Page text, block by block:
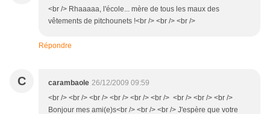
<br /> Rhaaaaa, l'école... mère de tous les maux des
vêtements de pitchounets !<br /> <br /> <br />
Répondre
C carambaole 26/12/2009 09:59
<br /> <br /> <br /> <br /> <br /> <br /> <br /> <br /> <br />
Bonjour mes ami(e)s<br /> <br /> <br /> J'espère que votre